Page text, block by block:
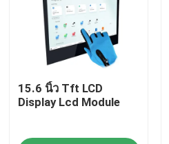
ทัวร์โรงงาน
ควบคุมคุณภาพ
15.6 นิ้ว Tft LCD
Display Lcd Module